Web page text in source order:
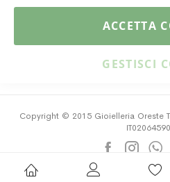
Copyright © 2015 Gioielleria Oreste
Privacy Policy
ACCETTA
GESTISCI